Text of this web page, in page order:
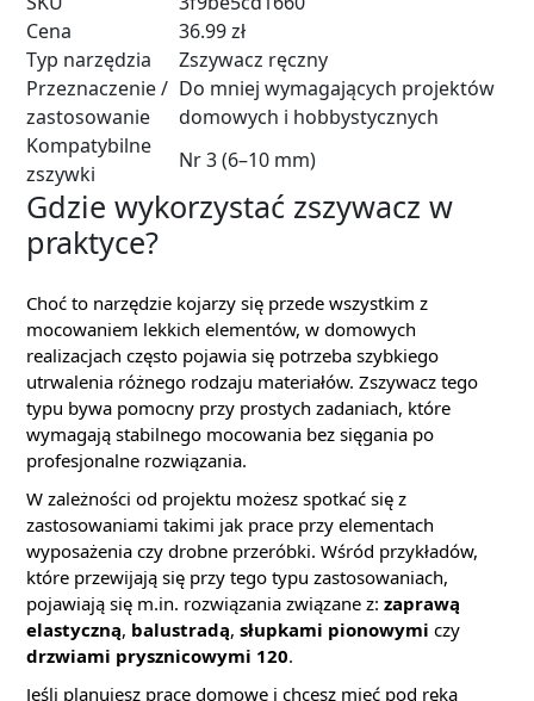
Cena
36.99 zł
Typ narzędzia
Zszywacz ręczny
Przeznaczenie /
zastosowanie
Do mniej wymagających projektów
domowych i hobbystycznych
Kompatybilne
zszywki
Nr 3 (6–10 mm)
Gdzie wykorzystać zszywacz w
praktyce?
Choć to narzędzie kojarzy się przede wszystkim z
mocowaniem lekkich elementów, w domowych
realizacjach często pojawia się potrzeba szybkiego
utrwalenia różnego rodzaju materiałów. Zszywacz tego
typu bywa pomocny przy prostych zadaniach, które
wymagają stabilnego mocowania bez sięgania po
profesjonalne rozwiązania.
W zależności od projektu możesz spotkać się z
zastosowaniami takimi jak prace przy elementach
wyposażenia czy drobne przeróbki. Wśród przykładów,
które przewijają się przy tego typu zastosowaniach,
pojawiają się m.in. rozwiązania związane z: zaprawą
elastyczną, balustradą, słupkami pionowymi czy
drzwiami prysznicowymi 120.
Jeśli planujesz prace domowe i chcesz mieć pod ręką